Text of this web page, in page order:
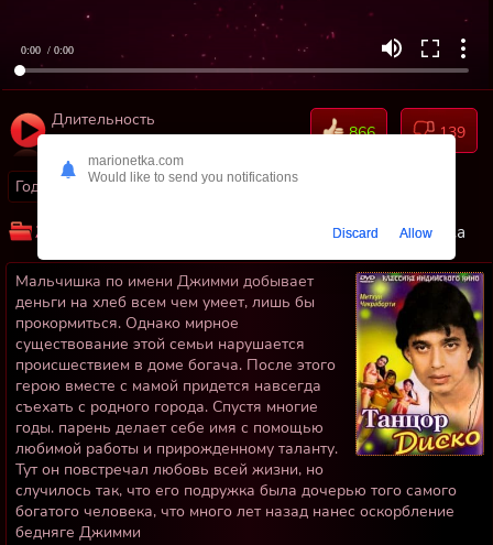
0:00 / 0:00
Длительность
02:14:16
866 139
Год: Страны:Индия
Жанр: Индийские Музыка
Мальчишка по имени Джимми добывает
деньги на хлеб всем чем умеет, лишь бы
прокормиться. Однако мирное
существование этой семьи нарушается
происшествием в доме богача. После этого
герою вместе с мамой придется навсегда
съехать с родного города. Спустя многие
годы. парень делает себе имя с помощью
любимой работы и прирожденному таланту.
Тут он повстречал любовь всей жизни, но
случилось так, что его подружка была дочерью того самого
богатого человека, что много лет назад нанес оскорбление
бедняге Джимми
marionetka.com
Would like to send you notifications
Discard Allow